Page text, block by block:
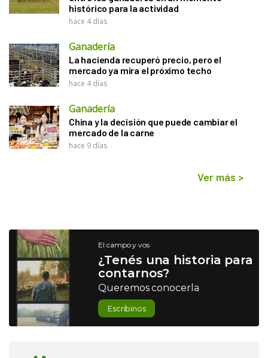
histórico para la actividad
hace 4 días
Ganadería
La hacienda recuperó precio, pero el
mercado ya mira el próximo techo
hace 4 días
Ganadería
China y la decisión que puede cambiar el
mercado de la carne
hace 9 días
Ver más >
El campo y vos
¿Tenés una historia para
contarnos?
Queremos conocerla
Escribinos